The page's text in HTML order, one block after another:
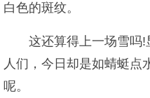
白色的斑纹。
这还算得上一场雪吗
人们，今日却是如蜻蜓点
呢。